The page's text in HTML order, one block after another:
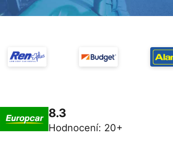
8.3
Hodnocení: 20+